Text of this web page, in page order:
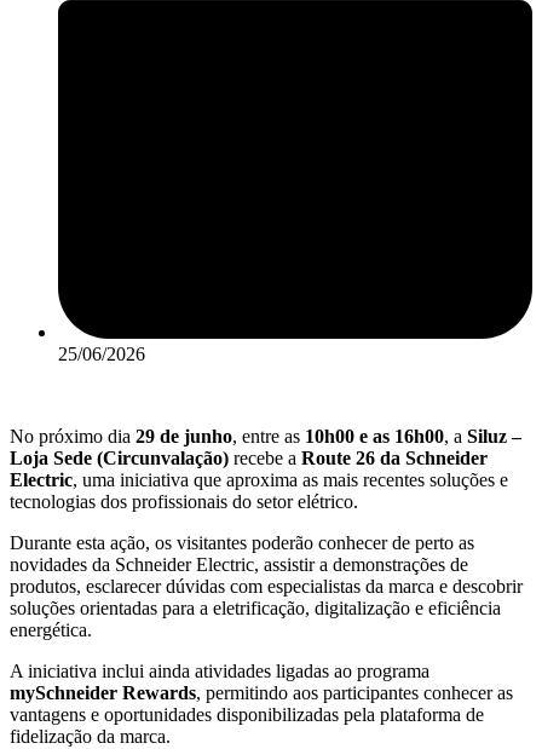
25/06/2026
No próximo dia 29 de junho, entre as 10h00 e as 16h00, a Siluz –
Loja Sede (Circunvalação) recebe a Route 26 da Schneider
Electric, uma iniciativa que aproxima as mais recentes soluções e
tecnologias dos profissionais do setor elétrico.
Durante esta ação, os visitantes poderão conhecer de perto as
novidades da Schneider Electric, assistir a demonstrações de
produtos, esclarecer dúvidas com especialistas da marca e descobrir
soluções orientadas para a eletrificação, digitalização e eficiência
energética.
A iniciativa inclui ainda atividades ligadas ao programa
mySchneider Rewards, permitindo aos participantes conhecer as
vantagens e oportunidades disponibilizadas pela plataforma de
fidelização da marca.